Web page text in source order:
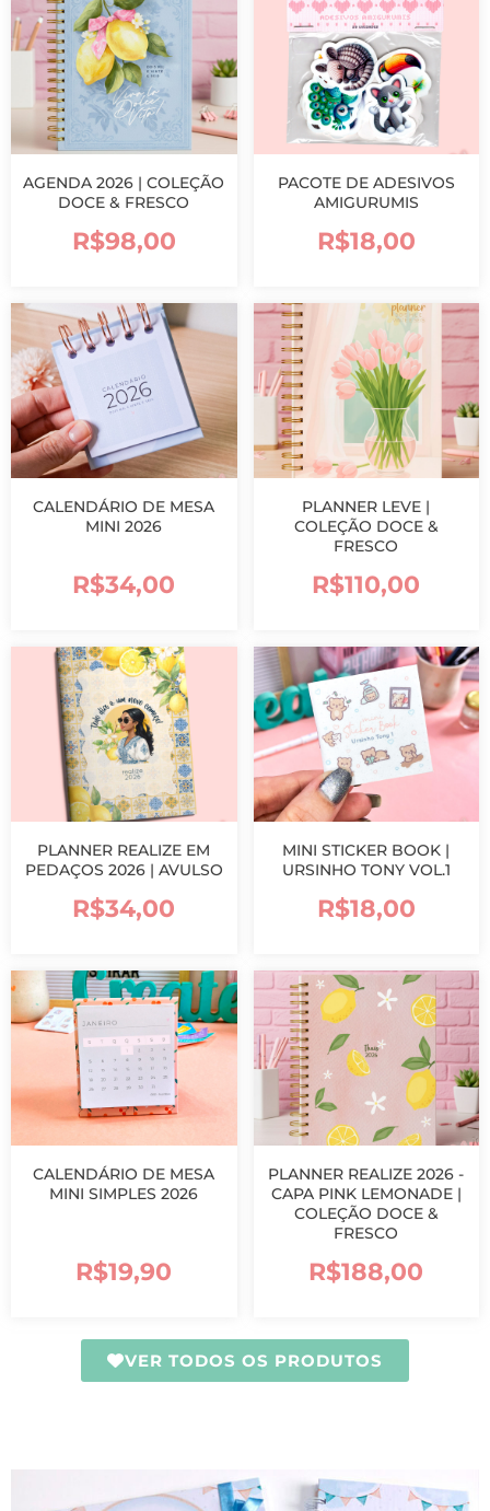
AGENDA 2026 | COLEÇÃO
DOCE & FRESCO
R$98,00
PACOTE DE ADESIVOS
AMIGURUMIS
R$18,00
CALENDÁRIO DE MESA
MINI 2026
R$34,00
PLANNER LEVE |
COLEÇÃO DOCE &
FRESCO
R$110,00
PLANNER REALIZE EM
PEDAÇOS 2026 | AVULSO
R$34,00
MINI STICKER BOOK |
URSINHO TONY VOL.1
R$18,00
CALENDÁRIO DE MESA
MINI SIMPLES 2026
R$19,90
PLANNER REALIZE 2026 -
CAPA PINK LEMONADE |
COLEÇÃO DOCE &
FRESCO
R$188,00
VER TODOS OS PRODUTOS